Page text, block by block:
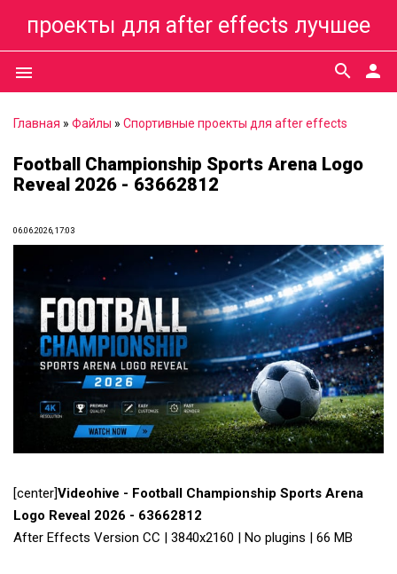
проекты для after effects лучшее
menu person
search
Главная » Файлы » Спортивные проекты для after effects
Football Championship Sports Arena Logo
Reveal 2026 - 63662812
06.06.2026, 17:03
[center]Videohive - Football Championship Sports Arena
Logo Reveal 2026 - 63662812
After Effects Version CC | 3840x2160 | No plugins | 66 MB